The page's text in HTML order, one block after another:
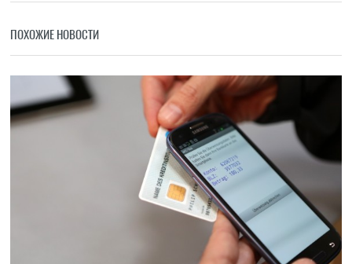
ПОХОЖИЕ НОВОСТИ